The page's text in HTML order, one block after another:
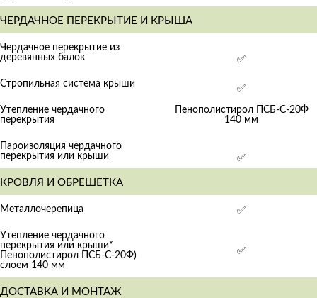
ЧЕРДАЧНОЕ ПЕРЕКРЫТИЕ И КРЫША
Чердачное перекрытие из
деревянных балок
✅
Стропильная система крыши ✅
Утепление чердачного
перекрытия
Пенополистирол ПСБ-С-20Ф
140 мм
Пароизоляция чердачного
перекрытия или крыши
✅
КРОВЛЯ И ОБРЕШЕТКА
Металлочерепица ✅
Утепление чердачного
перекрытия или крыши*
Пенополистирол ПСБ-С-20Ф)
слоем 140 мм
✅
ДОСТАВКА И МОНТАЖ